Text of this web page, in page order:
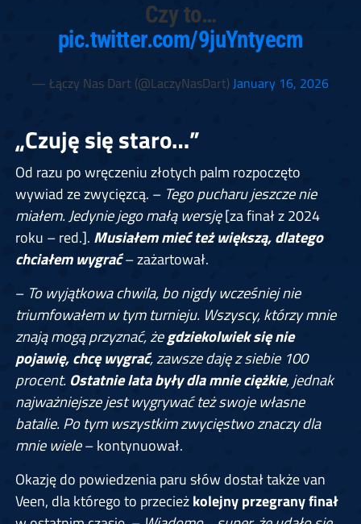
Czy to…
pic.twitter.com/9juYntyecm
— Łączy Nas Dart (@LaczyNasDart)January 16, 2026
„Czuję się staro…”
Od razu po wręczeniu złotych palm rozpoczęto
wywiad ze zwycięzcą. –Tego pucharu jeszcze nie
miałem. Jedynie jego małą wersję[za finał z 2024
roku – red.]. Musiałem mieć też większą, dlatego
chciałem wygrać– zażartował.
– To wyjątkowa chwila, bo nigdy wcześniej nie
triumfowałem w tym turnieju. Wszyscy, którzy mnie
znają mogą przyznać, żegdziekolwiek się nie
pojawię, chcę wygrać, zawsze daję z siebie 100
procent. Ostatnie lata były dla mnie ciężkie, jednak
najważniejsze jest wygrywać też swoje własne
batalie. Po tym wszystkim zwycięstwo znaczy dla
mnie wiele– kontynuował.
Okazję do powiedzenia paru słów dostał także van
Veen, dla którego to przecieżkolejny przegrany finał